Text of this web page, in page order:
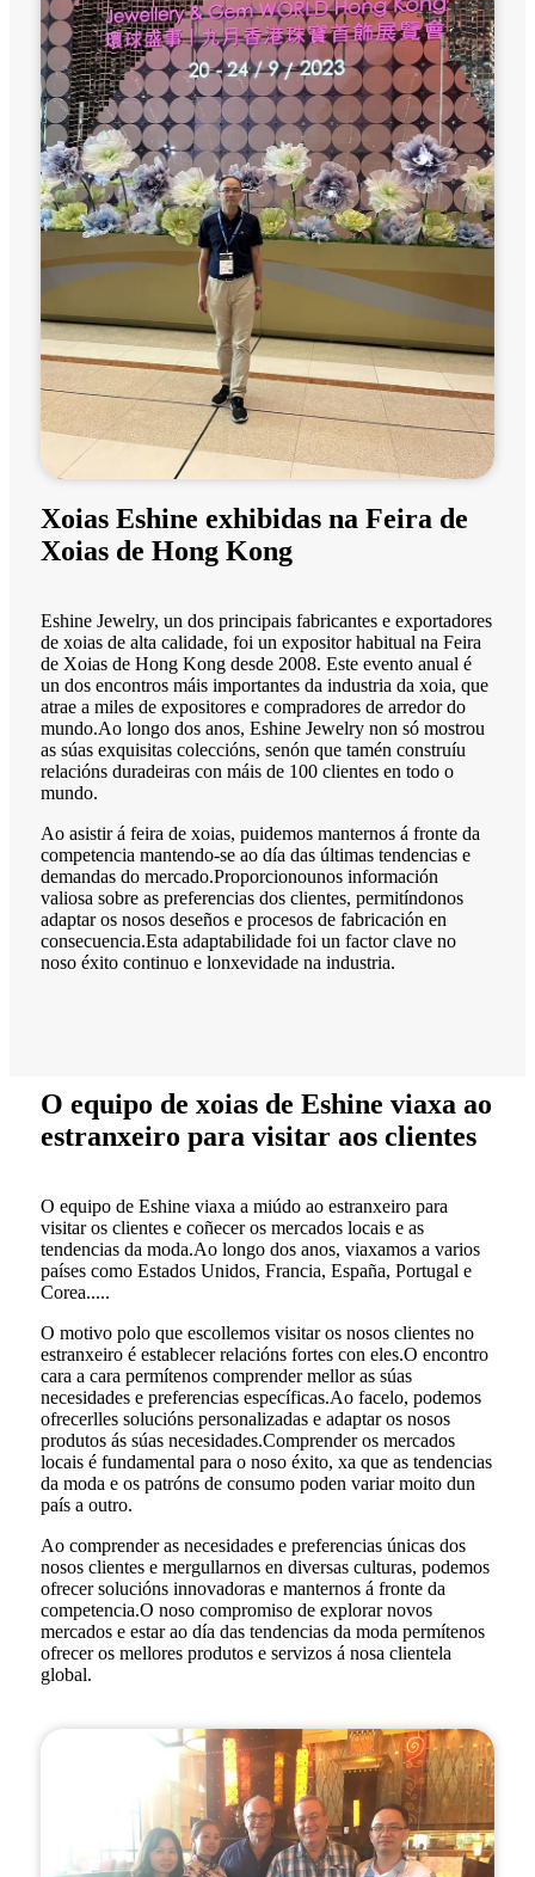
Xoias Eshine exhibidas na Feira de
Xoias de Hong Kong
Eshine Jewelry, un dos principais fabricantes e exportadores
de xoias de alta calidade, foi un expositor habitual na Feira
de Xoias de Hong Kong desde 2008. Este evento anual é
un dos encontros máis importantes da industria da xoia, que
atrae a miles de expositores e compradores de arredor do
mundo.Ao longo dos anos, Eshine Jewelry non só mostrou
as súas exquisitas coleccións, senón que tamén construíu
relacións duradeiras con máis de 100 clientes en todo o
mundo.
Ao asistir á feira de xoias, puidemos manternos á fronte da
competencia mantendo-se ao día das últimas tendencias e
demandas do mercado.Proporcionounos información
valiosa sobre as preferencias dos clientes, permitíndonos
adaptar os nosos deseños e procesos de fabricación en
consecuencia.Esta adaptabilidade foi un factor clave no
noso éxito continuo e lonxevidade na industria.
O equipo de xoias de Eshine viaxa ao
estranxeiro para visitar aos clientes
O equipo de Eshine viaxa a miúdo ao estranxeiro para
visitar os clientes e coñecer os mercados locais e as
tendencias da moda.Ao longo dos anos, viaxamos a varios
países como Estados Unidos, Francia, España, Portugal e
Corea.....
O motivo polo que escollemos visitar os nosos clientes no
estranxeiro é establecer relacións fortes con eles.O encontro
cara a cara permítenos comprender mellor as súas
necesidades e preferencias específicas.Ao facelo, podemos
ofrecerlles solucións personalizadas e adaptar os nosos
produtos ás súas necesidades.Comprender os mercados
locais é fundamental para o noso éxito, xa que as tendencias
da moda e os patróns de consumo poden variar moito dun
país a outro.
Ao comprender as necesidades e preferencias únicas dos
nosos clientes e mergullarnos en diversas culturas, podemos
ofrecer solucións innovadoras e manternos á fronte da
competencia.O noso compromiso de explorar novos
mercados e estar ao día das tendencias da moda permítenos
ofrecer os mellores produtos e servizos á nosa clientela
global.